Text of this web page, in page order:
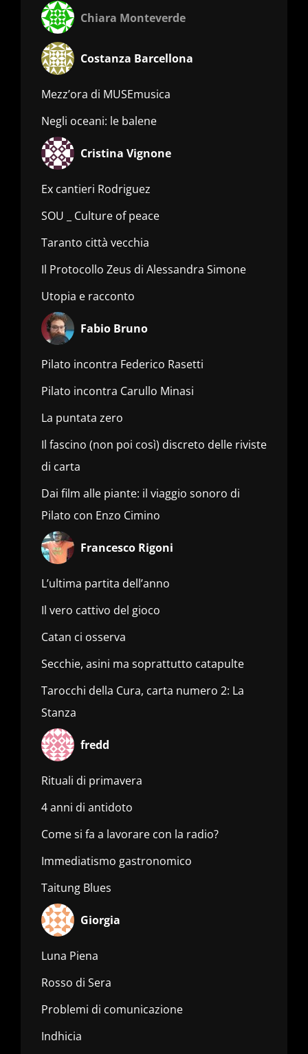
Chiara Monteverde
Costanza Barcellona
Mezz’ora di MUSEmusica
Negli oceani: le balene
Cristina Vignone
Ex cantieri Rodriguez
SOU _ Culture of peace
Taranto città vecchia
Il Protocollo Zeus di Alessandra Simone
Utopia e racconto
Fabio Bruno
Pilato incontra Federico Rasetti
Pilato incontra Carullo Minasi
La puntata zero
Il fascino (non poi così) discreto delle riviste
di carta
Dai film alle piante: il viaggio sonoro di
Pilato con Enzo Cimino
Francesco Rigoni
L’ultima partita dell’anno
Il vero cattivo del gioco
Catan ci osserva
Secchie, asini ma soprattutto catapulte
Tarocchi della Cura, carta numero 2: La
Stanza
fredd
Rituali di primavera
4 anni di antidoto
Come si fa a lavorare con la radio?
Immediatismo gastronomico
Taitung Blues
Giorgia
Luna Piena
Rosso di Sera
Problemi di comunicazione
Indhicia